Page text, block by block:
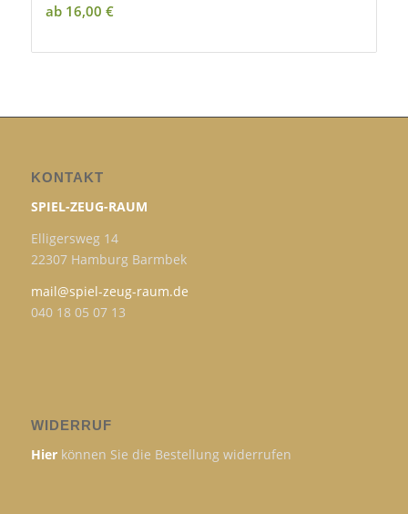
ab 16,00 €
KONTAKT
SPIEL-ZEUG-RAUM
Elligersweg 14
22307 Hamburg Barmbek
mail@spiel-zeug-raum.de
040 18 05 07 13
WIDERRUF
Hierkönnen Sie die Bestellung widerrufen